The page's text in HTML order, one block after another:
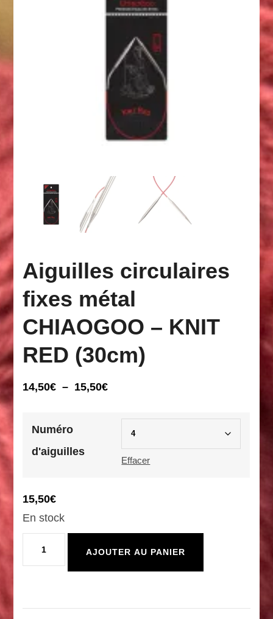
Aiguilles circulaires
fixes métal
CHIAOGOO – KNIT
RED (30cm)
14,50€ – 15,50€Plage
prix :
14,50€
Numéro
d'aiguilles
Effacer
15,50€
En stock
de
AJOUTER AU PANIER